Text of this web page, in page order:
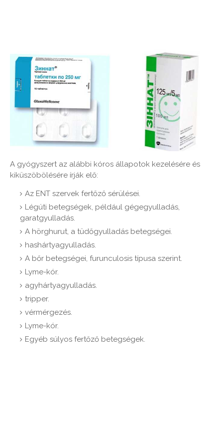
A gyógyszert az alábbi kóros állapotok kezelésére és
kiküszöbölésére írják elő:
Az ENT szervek fertőző sérülései.
Légúti betegségek, például gégegyulladás,
garatgyulladás.
A hörghurut, a tüdőgyulladás betegségei.
hashártyagyulladás.
A bőr betegségei, furunculosis típusa szerint.
Lyme-kór.
agyhártyagyulladás.
tripper.
vérmérgezés.
Lyme-kór.
Egyéb súlyos fertőző betegségek.